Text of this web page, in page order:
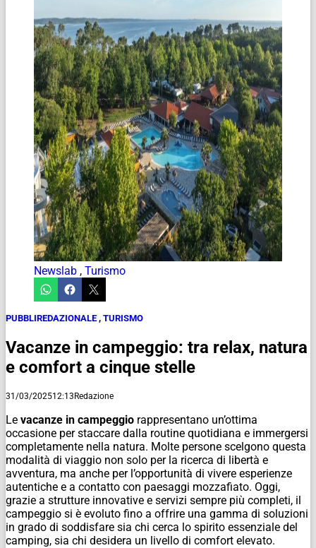
Newslab , Turismo
PUBBLIREDAZIONALE , TURISMO
Vacanze in campeggio: tra relax, natura
e comfort a cinque stelle
31/03/202512:13Redazione
Le vacanze in campeggio rappresentano un’ottima
occasione per staccare dalla routine quotidiana e immergersi
completamente nella natura. Molte persone scelgono questa
modalità di viaggio non solo per la ricerca di libertà e
avventura, ma anche per l’opportunità di vivere esperienze
autentiche e a contatto con paesaggi mozzafiato. Oggi,
grazie a strutture innovative e servizi sempre più completi, il
campeggio si è evoluto fino a offrire una gamma di soluzioni
in grado di soddisfare sia chi cerca lo spirito essenziale del
camping, sia chi desidera un livello di comfort elevato.